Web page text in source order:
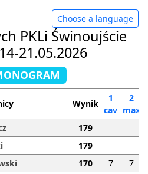
Choose a language
PKLi Świnoujście
21.05.2026
Wynik
1
cav
2
max
179
179
170 7
7